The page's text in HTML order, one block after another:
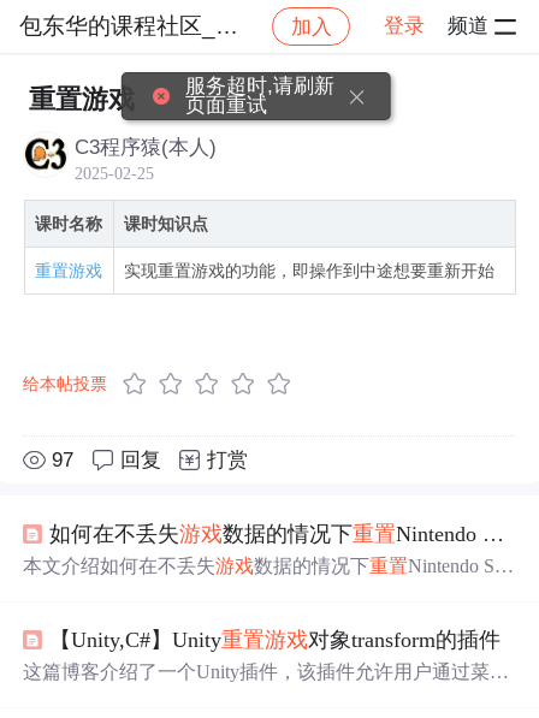
包东华的课程社区_NO_1 加入 登录 频道
社区 包东华的课程社区_NO_1 C语言六部曲【六
重置游戏
C3程序猿(本人)
2025-02-25
课时名称 课时知识点
重置游戏 实现重置游戏的功能，即操作到中途想要重新开始
给本帖投票
97 回复 打赏
如何在不丢失游戏数据的情况下重置Nintendo Switch
本文介绍如何在不丢失游戏数据的情况下重置Nintendo Swi
的方法。【Unity,C#】Unity重置游戏对象transform的插件
这篇博客介绍了一个Unity插件，该插件允许用户通过菜单
服务超时,请刷新
页面重试